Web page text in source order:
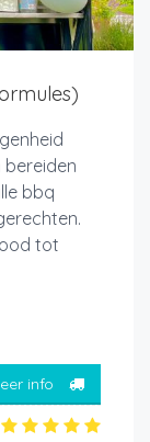
bereiden
bbq
tot
info